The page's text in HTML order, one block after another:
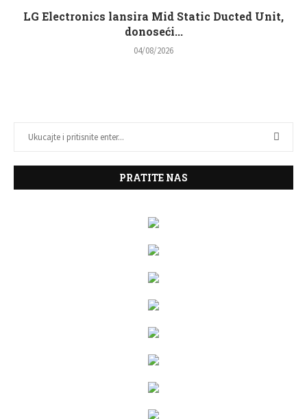
LG Electronics lansira Mid Static Ducted Unit,
donoseći...
04/08/2026
PRATITE NAS